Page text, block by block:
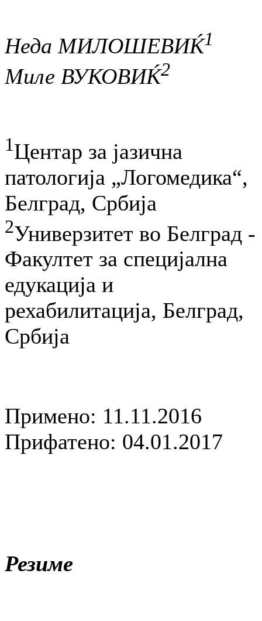
Неда МИЛОШЕВИЌ1
Миле ВУКОВИЌ2
1Центар за јазична
патологија „Логомедика“,
Белград, Србија
2Универзитет во Белград -
Факултет за специјална
едукација и
рехабилитација, Белград,
Србија
Примено: 11.11.2016
Прифатено: 04.01.2017
Резиме